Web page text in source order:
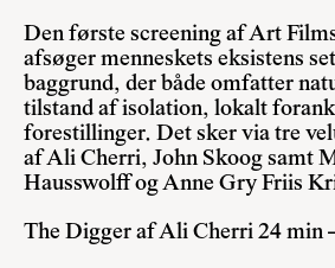
Den første screening af Art
afsøger menneskets eksistens
baggrund, der både omfatter
tilstand af isolation, lokalt
forestillinger. Det sker via tre
af Ali Cherri, John Skoog samt
Hausswolff og Anne Gry Friis
The Digger af Ali Cherri 24 min